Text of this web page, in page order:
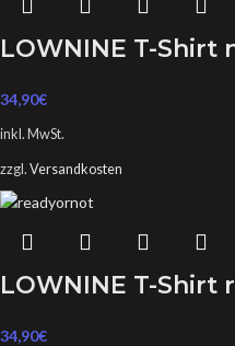
LOWNINE T-Shirt
34,90€
inkl. MwSt.
zzgl.Versandkosten
LOWNINE T-Shirt
34,90€